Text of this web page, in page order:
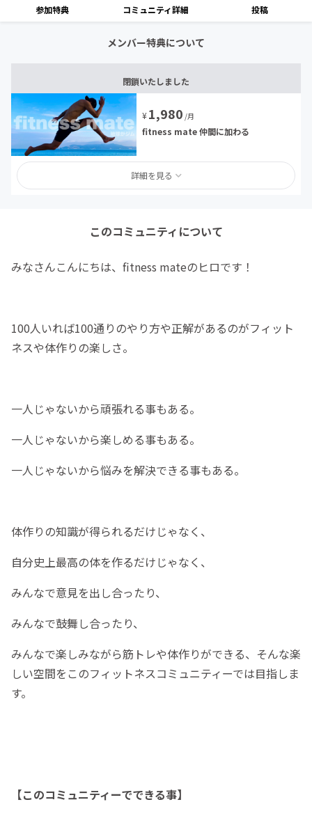
参加特典 コミュニティ詳細 投稿
メンバー特典について
閉鎖いたしました
¥1,980 /月
fitness mate 仲間に加わる
詳細を見る
このコミュニティについて
みなさんこんにちは、fitness mateのヒロです！
100人いれば100通りのやり方や正解があるのがフィット
ネスや体作りの楽しさ。
一人じゃないから頑張れる事もある。
一人じゃないから楽しめる事もある。
一人じゃないから悩みを解決できる事もある。
体作りの知識が得られるだけじゃなく、
自分史上最高の体を作るだけじゃなく、
みんなで意見を出し合ったり、
みんなで鼓舞し合ったり、
みんなで楽しみながら筋トレや体作りができる、そんな楽
しい空間をこのフィットネスコミュニティーでは目指しま
す。
【このコミュニティーでできる事】